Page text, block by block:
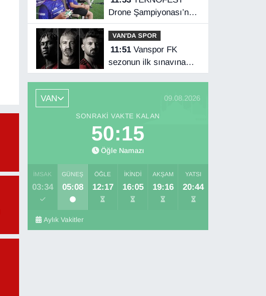
Drone Şampiyonası’nda
ilk etap Şırnak’ta
başladı
VAN'DA SPOR
11:51Vanspor FK
sezonun ilk sınavına
çıkıyor
VAN 09.08.2026
SONRAKI VAKTE KALAN
50:14
Öğle Namazı
İMSAK
03:34
GÜNEŞ
05:08
ÖĞLE
12:17
İKINDI
16:05
AKŞAM
19:16
YATSI
20:44
Aylık Vakitler